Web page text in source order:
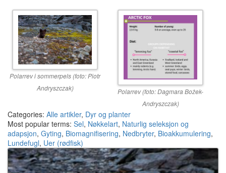
Polarrev i sommerpels (foto: Piotr
Andryszczak)
Polarrev (foto: Dagmara Bożek-
Andryszczak)
Categories: Alle artikler, Dyr og planter
Most popular terms: Sel, Nøkkelart, Naturlig seleksjon og
adapsjon, Gyting, Biomagnifisering, Nedbryter, Bioakkumulering,
Lundefugl, Uer (rødfisk)